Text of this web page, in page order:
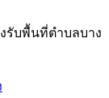
รับพื้นที่ตำบลบาง